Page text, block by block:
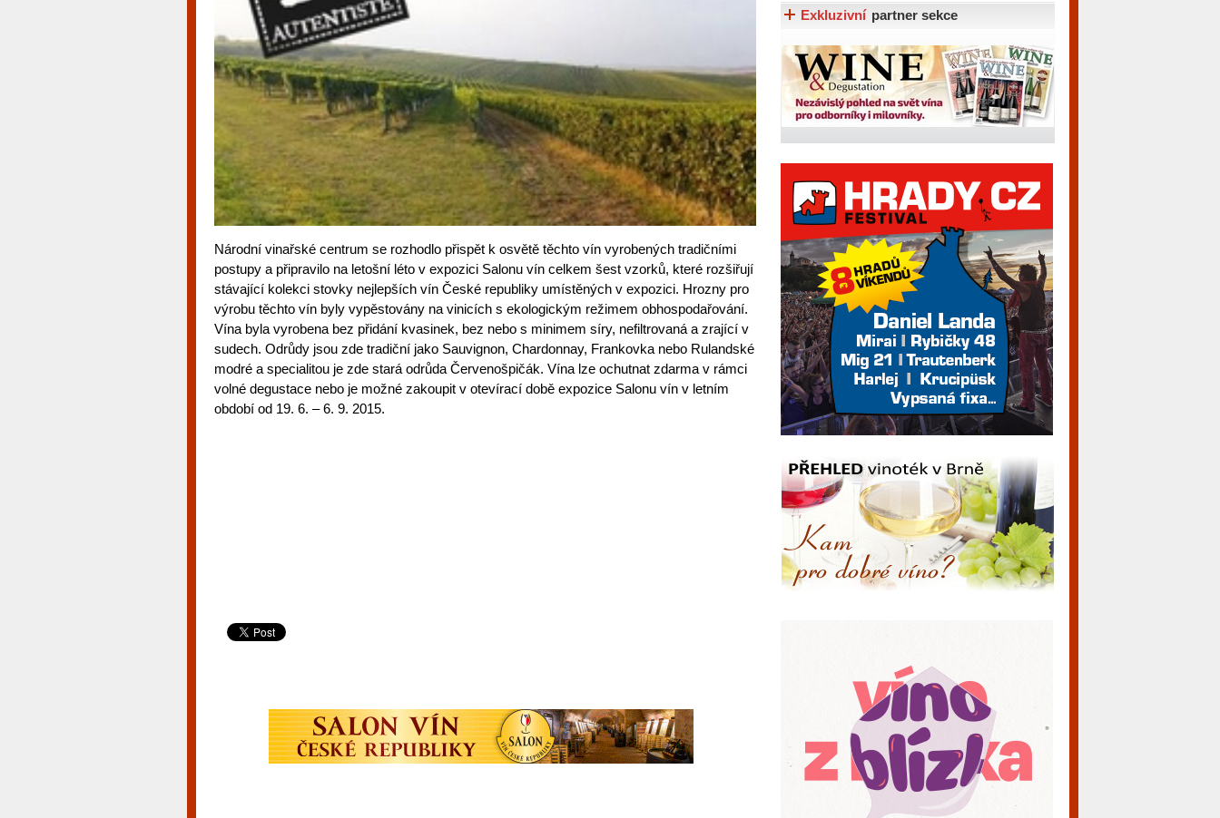
Národní vinařské centrum se rozhodlo přispět k osvětě těchto vín vyrobených tradičními
postupy a připravilo na letošní léto v expozici Salonu vín celkem šest vzorků, které rozšiřují
stávající kolekci stovky nejlepších vín České republiky umístěných v expozici. Hrozny pro
výrobu těchto vín byly vypěstovány na vinicích s ekologickým režimem obhospodařování.
Vína byla vyrobena bez přidání kvasinek, bez nebo s minimem síry, nefiltrovaná a zrající v
sudech. Odrůdy jsou zde tradiční jako Sauvignon, Chardonnay, Frankovka nebo Rulandské
modré a specialitou je zde stará odrůda Červenošpičák. Vína lze ochutnat zdarma v rámci
volné degustace nebo je možné zakoupit v otevírací době expozice Salonu vín v letním
období od 19. 6. – 6. 9. 2015.
Exkluzivní partner sekce